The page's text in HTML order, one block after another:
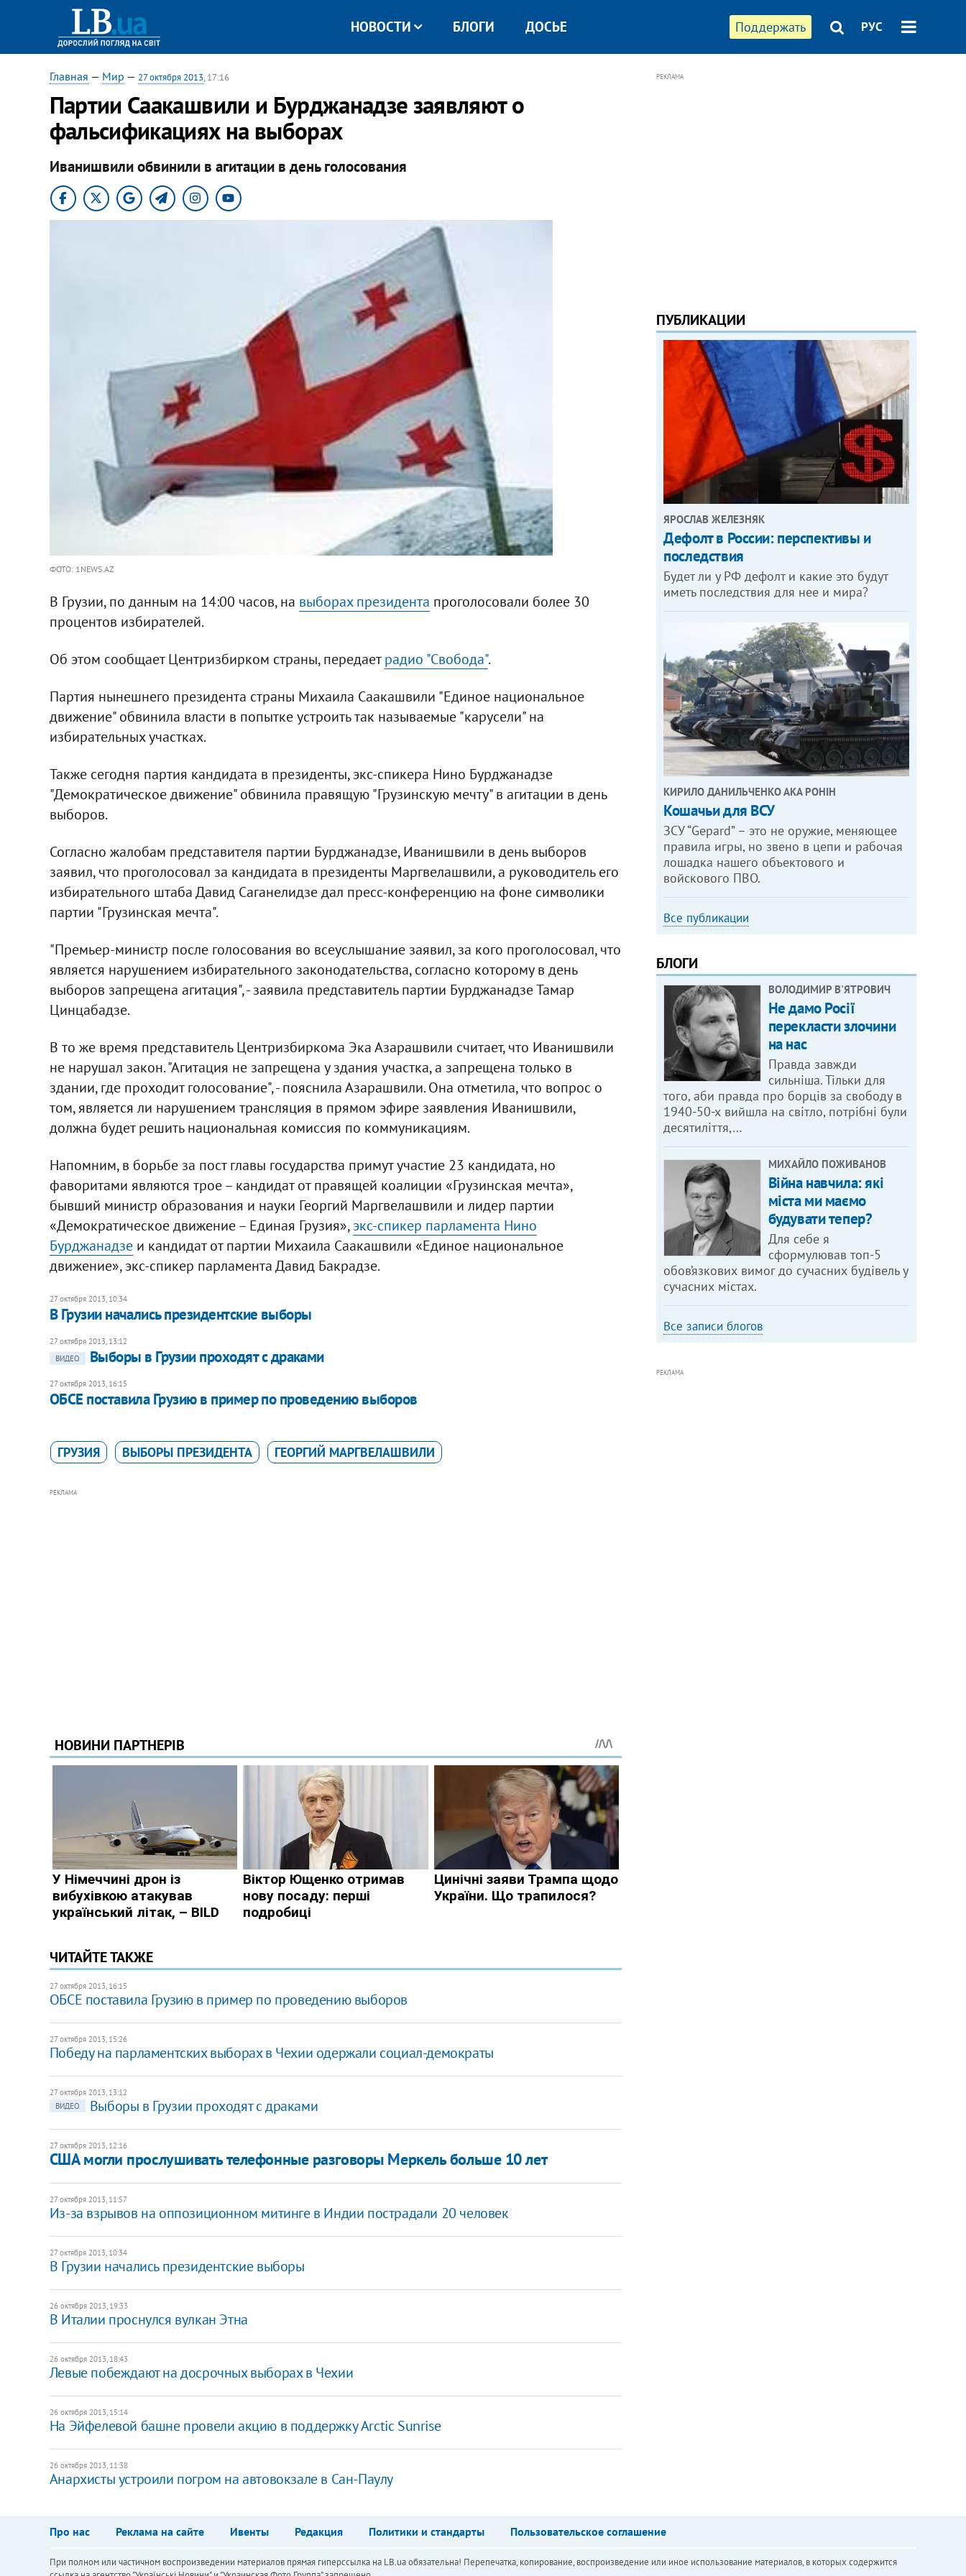
Поддержать РУС
НОВОСТИ БЛОГИ ДОСЬЕ
Главная — Мир — 27 октября 2013, 17:16
Партии Саакашвили и Бурджанадзе заявляют о
фальсификациях на выборах
Иванишвили обвинили в агитации в день голосования
ФОТО: 1NEWS.AZ
В Грузии, по данным на 14:00 часов, на выборах президента проголосовали более 30
процентов избирателей.
Об этом сообщает Центризбирком страны, передаетрадио "Свобода".
Партия нынешнего президента страны Михаила Саакашвили "Единое национальное
движение" обвинила власти в попытке устроить так называемые "карусели" на
избирательных участках.
Также сегодня партия кандидата в президенты, экс-спикера Нино Бурджанадзе
"Демократическое движение" обвинила правящую "Грузинскую мечту" в агитации в день
выборов.
Согласно жалобам представителя партии Бурджанадзе, Иванишвили в день выборов
заявил, что проголосовал за кандидата в президенты Маргвелашвили, а руководитель его
избирательного штаба Давид Саганелидзе дал пресс-конференцию на фоне символики
партии "Грузинская мечта".
"Премьер-министр после голосования во всеуслышание заявил, за кого проголосовал, что
является нарушением избирательного законодательства, согласно которому в день
выборов запрещена агитация", - заявила представитель партии Бурджанадзе Тамар
Цинцабадзе.
В то же время представитель Центризбиркома Эка Азарашвили считает, что Иванишвили
не нарушал закон. "Агитация не запрещена у здания участка, а запрещена только в
здании, где проходит голосование", - пояснила Азарашвили. Она отметила, что вопрос о
том, является ли нарушением трансляция в прямом эфире заявления Иванишвили,
должна будет решить национальная комиссия по коммуникациям.
Напомним, в борьбе за пост главы государства примут участие 23 кандидата, но
фаворитами являются трое – кандидат от правящей коалиции «Грузинская мечта»,
бывший министр образования и науки Георгий Маргвелашвили и лидер партии
«Демократическое движение – Единая Грузия»,экс-спикер парламента Нино
Бурджанадзеи кандидат от партии Михаила Саакашвили «Единое национальное
движение», экс-спикер парламента Давид Бакрадзе.
27 октября 2013, 10:34
В Грузии начались президентские выборы
27 октября 2013, 13:12
ВИДЕО
Выборы в Грузии проходят с драками
27 октября 2013, 16:15
ОБСЕ поставила Грузию в пример по проведению выборов
ГРУЗИЯ ВЫБОРЫ ПРЕЗИДЕНТА ГЕОРГИЙ МАРГВЕЛАШВИЛИ
РЕКЛАМА
ЧИТАЙТЕ ТАКЖЕ
27 октября 2013, 16:15
ОБСЕ поставила Грузию в пример по проведению выборов
27 октября 2013, 15:26
Победу на парламентских выборах в Чехии одержали социал-демократы
27 октября 2013, 13:12
ВИДЕО
Выборы в Грузии проходят с драками
27 октября 2013, 12:16
США могли прослушивать телефонные разговоры Меркель больше 10 лет
27 октября 2013, 11:57
Из-за взрывов на оппозиционном митинге в Индии пострадали 20 человек
27 октября 2013, 10:34
В Грузии начались президентские выборы
26 октября 2013, 19:33
В Италии проснулся вулкан Этна
26 октября 2013, 18:43
Левые побеждают на досрочных выборах в Чехии
26 октября 2013, 15:14
На Эйфелевой башне провели акцию в поддержку Arctic Sunrise
26 октября 2013, 11:38
Анархисты устроили погром на автовокзале в Сан-Паулу
РЕКЛАМА
ПУБЛИКАЦИИ
ЯРОСЛАВ ЖЕЛЕЗНЯК
Дефолт в России: перспективы и
последствия
Будет ли у РФ дефолт и какие это будут
иметь последствия для нее и мира?
КИРИЛО ДАНИЛЬЧЕНКО АКА РОНІН
Кошачьи для ВСУ
ЗСУ “Gepard” – это не оружие, меняющее
правила игры, но звено в цепи и рабочая
лошадка нашего объектового и
войскового ПВО.
Все публикации
БЛОГИ
ВОЛОДИМИР В'ЯТРОВИЧ
Не дамо Росії
перекласти злочини
на нас
Правда завжди
сильніша. Тільки для
того, аби правда про борців за свободу в
1940-50-х вийшла на світло, потрібні були
десятиліття,…
МИХАЙЛО ПОЖИВАНОВ
Війна навчила: які
міста ми маємо
будувати тепер?
Для себе я
сформулював топ-5
обов’язкових вимог до сучасних будівель у
сучасних містах.
Все записи блогов
РЕКЛАМА
Про нас Реклама на сайте Ивенты Редакция Политики и стандарты Пользовательское соглашение
При полном или частичном воспроизведении материалов прямая гиперссылка на LB.ua обязательна! Перепечатка, копирование, воспроизведение или иное использование материалов, в которых содержится